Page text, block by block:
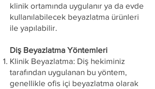
klinik ortamında uygulanır ya da evde
kullanılabilecek beyazlatma ürünleri
ile yapılabilir.
Diş Beyazlatma Yöntemleri
Klinik Beyazlatma: Diş hekiminiz
tarafından uygulanan bu yöntem,
genellikle ofis içi beyazlatma olarak